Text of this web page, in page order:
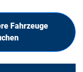
Fahrzeuge